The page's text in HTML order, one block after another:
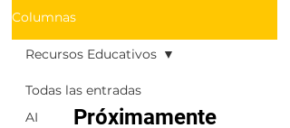
Columnas
Todas las entradas
AI
Recursos Educativos
Próximamente